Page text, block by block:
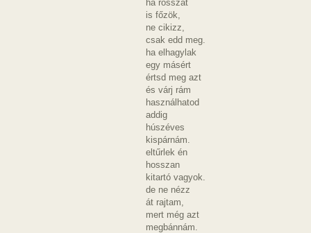
ha rosszat
is főzök,
ne cikizz,
csak edd meg.
ha elhagylak
egy másért
értsd meg azt
és várj rám
használhatod
addig
húszéves
kispárnám.
eltűrlek én
hosszan
kitartó vagyok.
de ne nézz
át rajtam,
mert még azt
megbánnám.